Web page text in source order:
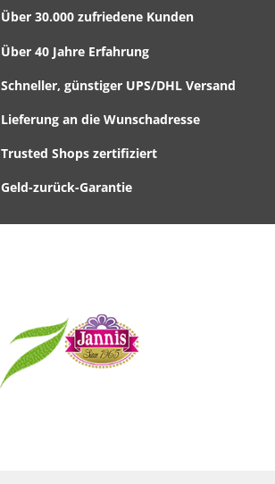
Über 30.000 zufriedene Kunden
Über 40 Jahre Erfahrung
Schneller, günstiger UPS/DHL Versand
Lieferung an die Wunschadresse
Trusted Shops zertifiziert
Geld-zurück-Garantie